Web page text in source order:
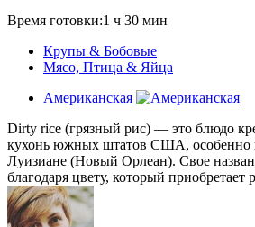
Время готовки:1 ч 30 мин
Крупы & Бобовые
Мясо, Птица & Яйца
Американская
Dirty rice (грязный рис) — это блюдо
кухонь южных штатов США, особенно
Луизиане (Новый Орлеан). Свое
благодаря цвету, который приобретает